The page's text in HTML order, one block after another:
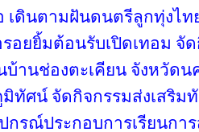
เดินตามฝันดนตรีลูกทุ่งไท
ยยิ้มต้อนรับเปิดเทอม จัด
บ้านช่องตะเคียน จังหวัด
ทัศน์ จัดกิจกรรมส่งเสริม
กรณ์ประกอบการเรียนกา